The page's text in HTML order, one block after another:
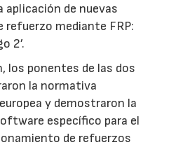
aplicación de nuevas
refuerzo mediante FRP:
2’.
los ponentes de las dos
la normativa
y demostraron la
específico para el
de refuerzos